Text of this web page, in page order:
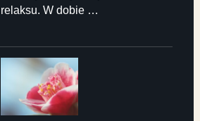
relaksu. W dobie …